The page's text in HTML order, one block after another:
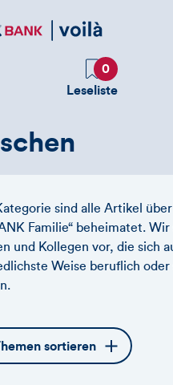
Favoriten
0
Leseliste
sind alle Artikel
Familie“ beheimatet.
und Kollegen vor, die sich
Weise beruflich oder
sortieren